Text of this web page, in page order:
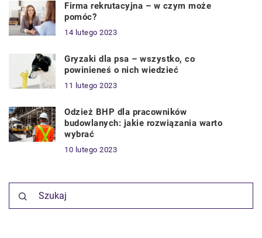
Firma rekrutacyjna – w czym może
pomóc?
14 lutego 2023
Gryzaki dla psa – wszystko, co
powinieneś o nich wiedzieć
11 lutego 2023
Odzież BHP dla pracowników
budowlanych: jakie rozwiązania warto
wybrać
10 lutego 2023